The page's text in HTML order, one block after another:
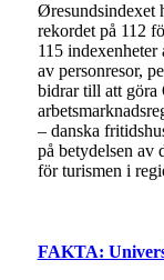
Øresundsindexet
rekordet på 112
115
av personresor,
bidrar till att göra
– danska
på betydelsen av
för turismen i
FAKTA: